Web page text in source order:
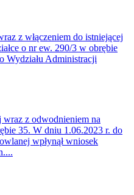
z włączeniem do istniejącej
o nr ew. 290/3 w obrębie
Wydziału Administracji
z odwodnieniem na
35. W dniu 1.06.2023 r. do
wpłynął wniosek